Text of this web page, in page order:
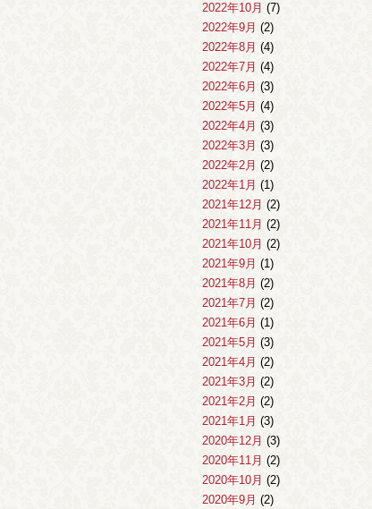
2022年10月 (7)
2022年9月 (2)
2022年8月 (4)
2022年7月 (4)
2022年6月 (3)
2022年5月 (4)
2022年4月 (3)
2022年3月 (3)
2022年2月 (2)
2022年1月 (1)
2021年12月 (2)
2021年11月 (2)
2021年10月 (2)
2021年9月 (1)
2021年8月 (2)
2021年7月 (2)
2021年6月 (1)
2021年5月 (3)
2021年4月 (2)
2021年3月 (2)
2021年2月 (2)
2021年1月 (3)
2020年12月 (3)
2020年11月 (2)
2020年10月 (2)
2020年9月 (2)